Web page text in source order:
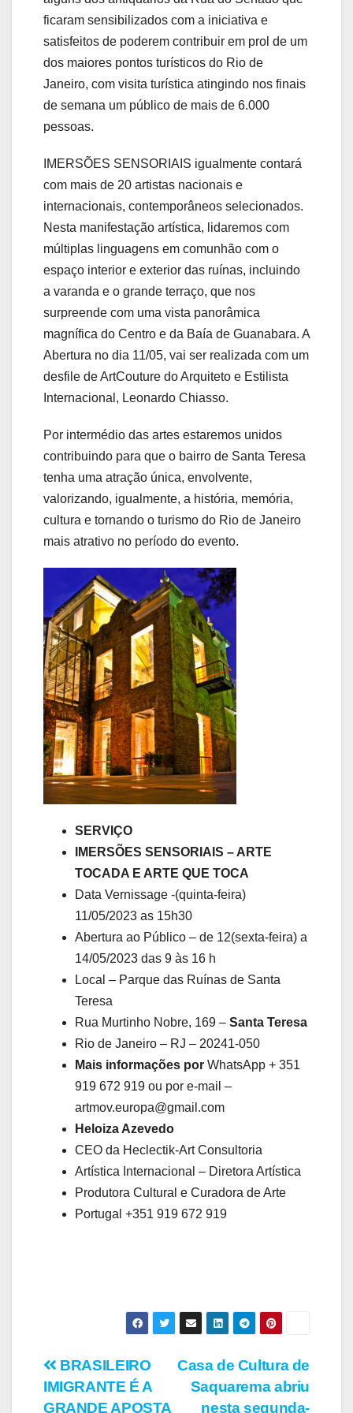
ficaram sensibilizados com a iniciativa e
satisfeitos de poderem contribuir em prol de um
dos maiores pontos turísticos do Rio de
Janeiro, com visita turística atingindo nos finais
de semana um público de mais de 6.000
pessoas.
IMERSÕES SENSORIAIS igualmente contará
com mais de 20 artistas nacionais e
internacionais, contemporâneos selecionados.
Nesta manifestação artística, lidaremos com
múltiplas linguagens em comunhão com o
espaço interior e exterior das ruínas, incluindo
a varanda e o grande terraço, que nos
surpreende com uma vista panorâmica
magnífica do Centro e da Baía de Guanabara. A
Abertura no dia 11/05, vai ser realizada com um
desfile de ArtCouture do Arquiteto e Estilista
Internacional, Leonardo Chiasso.
Por intermédio das artes estaremos unidos
contribuindo para que o bairro de Santa Teresa
tenha uma atração única, envolvente,
valorizando, igualmente, a história, memória,
cultura e tornando o turismo do Rio de Janeiro
mais atrativo no período do evento.
SERVIÇO
IMERSÕES SENSORIAIS – ARTE
TOCADA E ARTE QUE TOCA
Data Vernissage -(quinta-feira)
11/05/2023 as 15h30
Abertura ao Público – de 12(sexta-feira) a
14/05/2023 das 9 às 16 h
Local – Parque das Ruínas de Santa
Teresa
Rua Murtinho Nobre, 169 – Santa Teresa
Rio de Janeiro – RJ – 20241-050
Mais informações por WhatsApp + 351
919 672 919 ou por e-mail –
artmov.europa@gmail.com
Heloiza Azevedo
CEO da Heclectik-Art Consultoria
Artística Internacional – Diretora Artística
Produtora Cultural e Curadora de Arte
Portugal +351 919 672 919
Navegação
de
Casa de Cultura de
Saquarema abriu
nesta segunda-
BRASILEIRO
IMIGRANTE É A
GRANDE APOSTA